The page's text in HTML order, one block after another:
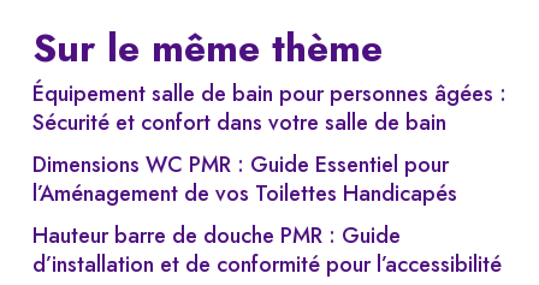
Sur le même thème
Équipement salle de bain pour personnes âgées :
Sécurité et confort dans votre salle de bain
Dimensions WC PMR : Guide Essentiel pour
l’Aménagement de vos Toilettes Handicapés
Hauteur barre de douche PMR : Guide
d’installation et de conformité pour l’accessibilité